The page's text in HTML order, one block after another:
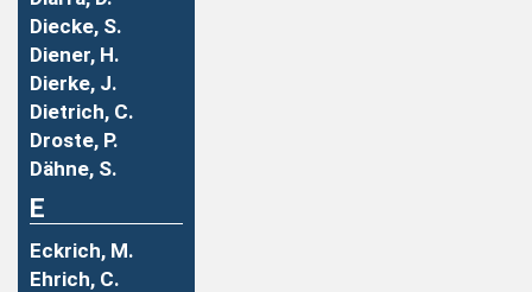
Diecke, S.
Diener, H.
Dierke, J.
Dietrich, C.
Droste, P.
Dähne, S.
E
Eckrich, M.
Ehrich, C.